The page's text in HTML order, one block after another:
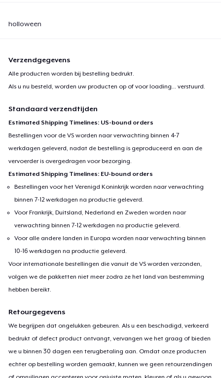
holloween
Verzendgegevens
Alle producten worden bij bestelling bedrukt.
Als u nu besteld, worden uw producten op of voorloading... verstuurd.
Standaard verzendtijden
Estimated Shipping Timelines: US-bound orders
Bestellingen voor de VS worden naar verwachting binnen 4-7
werkdagen geleverd, nadat de bestelling is geproduceerd en aan de
vervoerder is overgedragen voor bezorging.
Estimated Shipping Timelines: EU-bound orders
Bestellingen voor het Verenigd Koninkrijk worden naar verwachting
binnen 7-12 werkdagen na productie geleverd.
Voor Frankrijk, Duitsland, Nederland en Zweden worden naar
verwachting binnen 7-12 werkdagen na productie geleverd.
Voor alle andere landen in Europa worden naar verwachting binnen
10-16 werkdagen na productie geleverd.
Voor internationale bestellingen die vanuit de VS worden verzonden,
volgen we de pakketten niet meer zodra ze het land van bestemming
hebben bereikt.
Retourgegevens
We begrijpen dat ongelukken gebeuren. Als u een beschadigd, verkeerd
bedrukt of defect product ontvangt, vervangen we het graag of bieden
we u binnen 30 dagen een terugbetaling aan. Omdat onze producten
echter op bestelling worden gemaakt, kunnen we geen retourzendingen